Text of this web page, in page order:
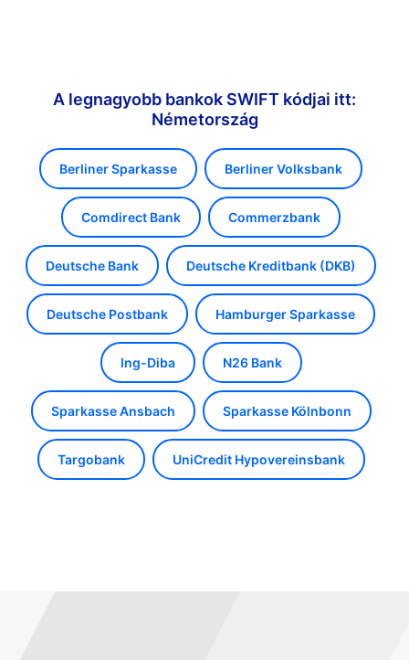
A legnagyobb bankok SWIFT kódjai itt:
Németország
Berliner Sparkasse Berliner Volksbank
Comdirect Bank Commerzbank
Deutsche Bank Deutsche Kreditbank (DKB)
Deutsche Postbank Hamburger Sparkasse
Ing-Diba N26 Bank
Sparkasse Ansbach Sparkasse Kölnbonn
Targobank UniCredit Hypovereinsbank